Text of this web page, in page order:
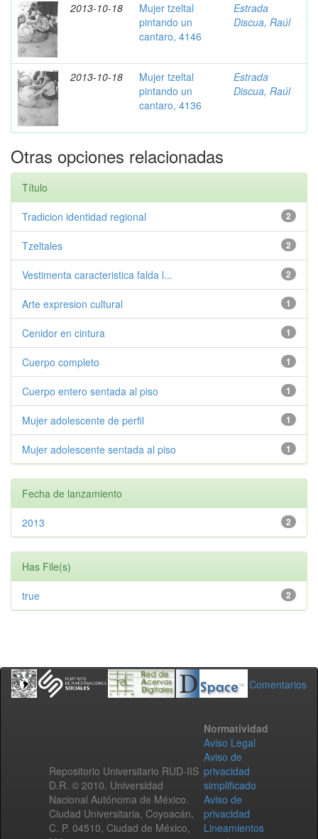
2013-10-18
Mujer tzeltal
pintando un
cantaro, 4146
Estrada
Discua, Raúl
2013-10-18
Mujer tzeltal
pintando un
cantaro, 4136
Estrada
Discua, Raúl
Otras opciones relacionadas
Título
2
Tradicion identidad regional
2
Tzeltales
2
Vestimenta caracteristica falda l...
1
Arte expresion cultural
1
Cenidor en cintura
1
Cuerpo completo
1
Cuerpo entero sentada al piso
1
Mujer adolescente de perfil
1
Mujer adolescente sentada al piso
Fecha de lanzamiento
2
2013
Has File(s)
2
true
Comentarios
Repositorio Universitario RUD-IIS
D.R. © 2010. Universidad
Nacional Autónoma de México.
Ciudad Universitaria, Coyoacán,
C. P. 04510, Ciudad de México,
Normatividad
Aviso Legal
Aviso de
privacidad
simplificado
Aviso de
privacidad
Lineamientos